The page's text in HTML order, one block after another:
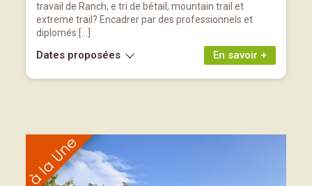
travail de Ranch, e tri de bétail, mountain trail et
extreme trail? Encadrer par des professionnels et
diplomés […]
En savoir +
Dates proposées